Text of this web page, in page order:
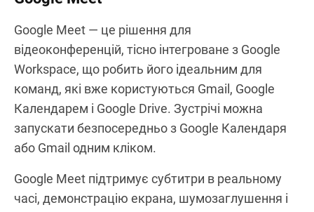
запис дзвінків, що робить її масштабованим
VoIP-рішенням.
Zoom інтегрується з основними інструментами
продуктивності, такими як Slack, Microsoft
Teams, Google Workspace та CRM-системами
HubSpot і Salesforce.
Google Meet
Google Meet — це рішення для
відеоконференцій, тісно інтегроване з Google